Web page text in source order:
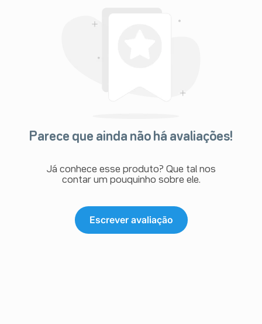
Parece que ainda não há avaliações!
Já conhece esse produto? Que tal nos
contar um pouquinho sobre ele.
Escrever avaliação